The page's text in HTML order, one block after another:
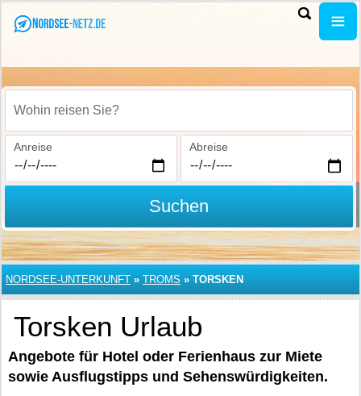
Wohin reisen Sie?
Anreise Abreise
Suchen
NORDSEE-UNTERKUNFT » TROMS » TORSKEN
Torsken Urlaub
Angebote für Hotel oder Ferienhaus zur Miete
sowie Ausflugstipps und Sehenswürdigkeiten.